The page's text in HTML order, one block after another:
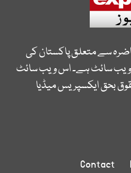
سے متعلق پاکستان کی
ویب سائٹ ہے۔ اس ویب سائٹ
بحق ایکسپریس میڈیا
Contact